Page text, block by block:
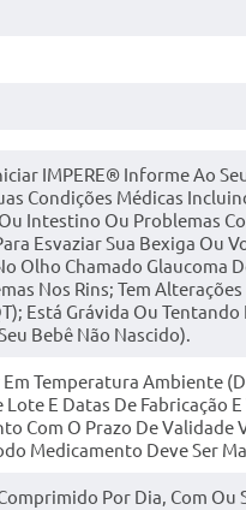
IMPERE® Informe Ao
Condições Médicas
Intestino Ou Problemas
Esvaziar Sua Bexiga Ou
Olho Chamado Glaucoma
Nos Rins; Tem
Está Grávida Ou Tentando
Bebê Não Nascido).
Temperatura Ambiente
Lote E Datas De Fabricação
Com O Prazo De Validade
Medicamento Deve Ser
Por Dia, Com